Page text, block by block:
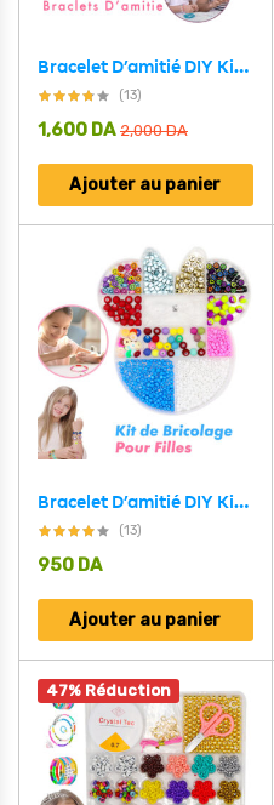
Bracelet D’amitié DIY Kit de Bricolage Pour Filles V6
(13)
2,000DA
1,600 DA
Ajouter au panier
Bracelet D’amitié DIY Kit de Bricolage Pour Filles V5
(13)
950 DA
Ajouter au panier
47% Réduction